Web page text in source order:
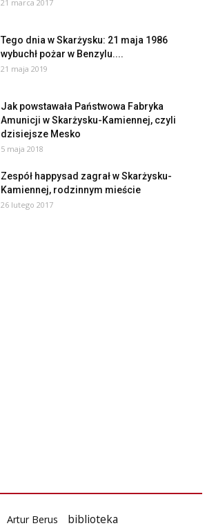
21 marca 2017
Tego dnia w Skarżysku: 21 maja 1986
wybuchł pożar w Benzylu....
21 maja 2019
Jak powstawała Państwowa Fabryka
Amunicji w Skarżysku-Kamiennej, czyli
dzisiejsze Mesko
5 maja 2018
Zespół happysad zagrał w Skarżysku-
Kamiennej, rodzinnym mieście
26 lutego 2017
Artur Berus
biblioteka